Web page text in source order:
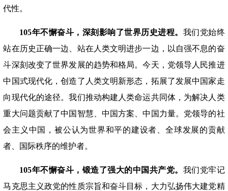
代性。
105年不懈奋斗，深刻影响了世界历史进程。 我们党始终
站在历史正确一边、站在人类文明进步一边，以自强不息的奋
斗深刻改变了世界发展的趋势和格局。今天，党领导人民推进
中国式现代化，创造了人类文明新形态，拓展了发展中国家走
向现代化的途径。我们推动构建人类命运共同体，为解决人类
重大问题贡献了中国智慧、中国方案、中国力量。党领导的社
会主义中国，被公认为世界和平的建设者、全球发展的贡献
者、国际秩序的维护者。
105年不懈奋斗，锻造了强大的中国共产党。 我们党牢记
马克思主义政党的性质宗旨和奋斗目标，大力弘扬伟大建党精